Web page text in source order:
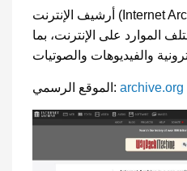
أرشيف الإنترنت (Internet Archive) هو مكتبة رقمية غير
الموارد على الإنترنت، بما
الموقع الرسمي: archive.org